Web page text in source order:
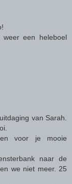
een heleboel
van Sarah.
voor je mooie
naar de
we niet meer. 25